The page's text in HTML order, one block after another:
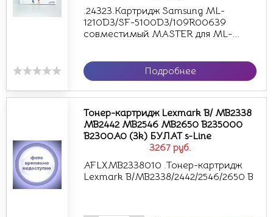
.24323.Картридж Samsung ML-
1210D3/SF-5100D3/109R00639
совместимый MASTER для ML-...
Подробнее
3267 руб.
Тонер-картридж Lexmark B/ MB2338
MB2442 MB2546 MB2650 B235000
B2300A0 (3k) БУЛАТ s-Line
AFLXMB2338010 .Тонер-картридж
Lexmark B/MB2338/2442/2546/2650 B